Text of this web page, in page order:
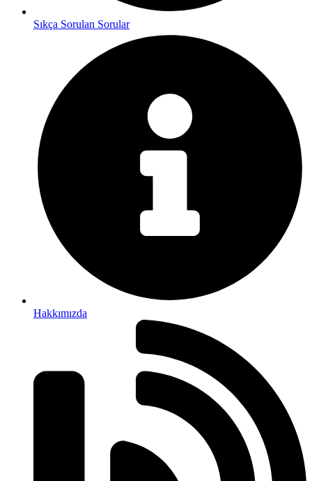
Sıkça Sorulan Sorular
Hakkımızda